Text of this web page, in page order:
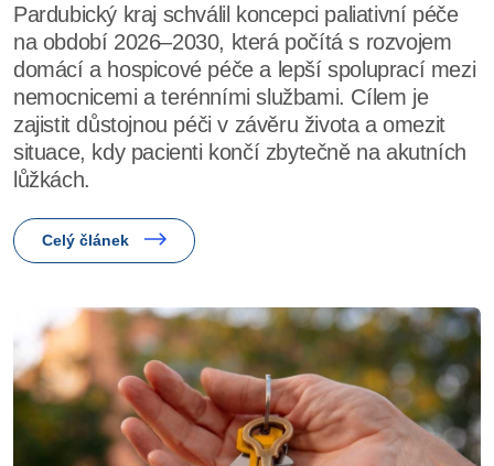
Pardubický kraj schválil koncepci paliativní péče
na období 2026–2030, která počítá s rozvojem
domácí a hospicové péče a lepší spoluprací mezi
nemocnicemi a terénními službami. Cílem je
zajistit důstojnou péči v závěru života a omezit
situace, kdy pacienti končí zbytečně na akutních
lůžkách.
Celý článek